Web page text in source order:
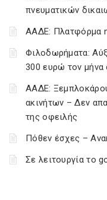
πνευματικών
ΑΑΔΕ: Πλατφόρμα
Φιλοδωρήματα:
300 ευρώ τον
ΑΑΔΕ:
ακινήτων – Δεν
της οφειλής
Πόθεν έσχες –
Σε λειτουργία το